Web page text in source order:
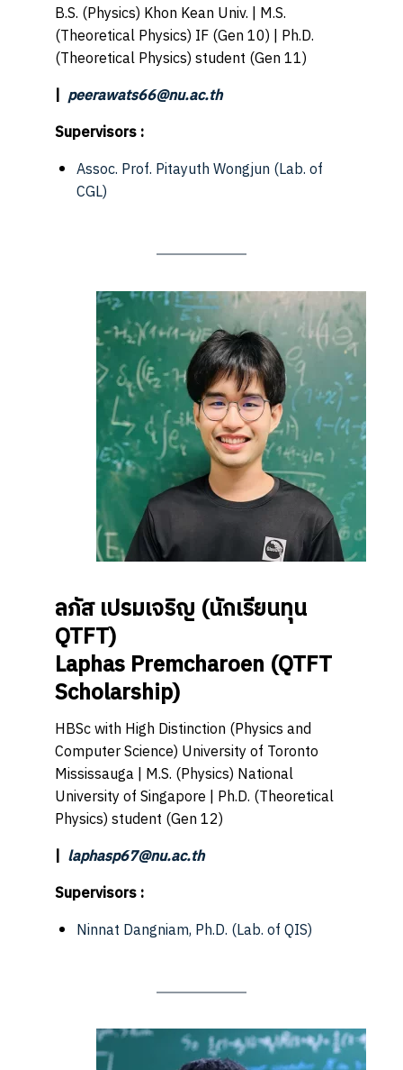
B.S. (Physics) Khon Kean Univ. | M.S.
(Theoretical Physics) IF (Gen 10) | Ph.D.
(Theoretical Physics) student (Gen 11)
| peerawats66@nu.ac.th
Supervisors :
Assoc. Prof. Pitayuth Wongjun (Lab. of
CGL)
ลภัส เปรมเจริญ (นักเรียนทุน
QTFT)
Laphas Premcharoen (QTFT
Scholarship)
HBSc with High Distinction (Physics and
Computer Science) University of Toronto
Mississauga | M.S. (Physics) National
University of Singapore | Ph.D. (Theoretical
Physics) student (Gen 12)
| laphasp67@nu.ac.th
Supervisors :
Ninnat Dangniam, Ph.D. (Lab. of QIS)